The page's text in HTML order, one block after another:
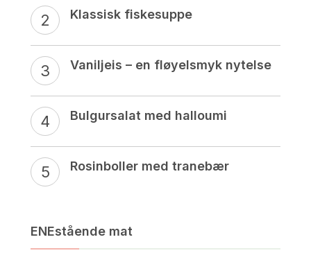
Klassisk fiskesuppe
Vaniljeis – en fløyelsmyk nytelse
Bulgursalat med halloumi
Rosinboller med tranebær
ENEstående mat